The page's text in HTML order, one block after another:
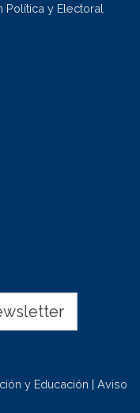
Política y Electoral
y Educación | Aviso